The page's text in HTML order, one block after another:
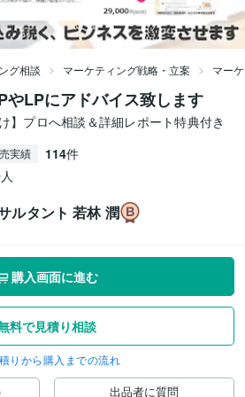
グ相談 マーケティング戦略・立案 マー
LPにアドバイス致します
】プロへ相談＆詳細レポート特典付き
実績 114件
人
ルタント 若林 潤
購入画面に進む
料で見積り相談
りから購入までの流れ
出品者に質問